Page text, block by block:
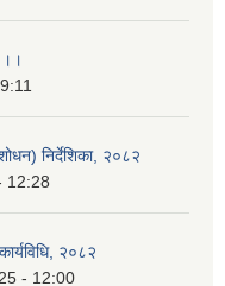
निर्देशिका, २०८२
12:28
२०८२
- 12:00